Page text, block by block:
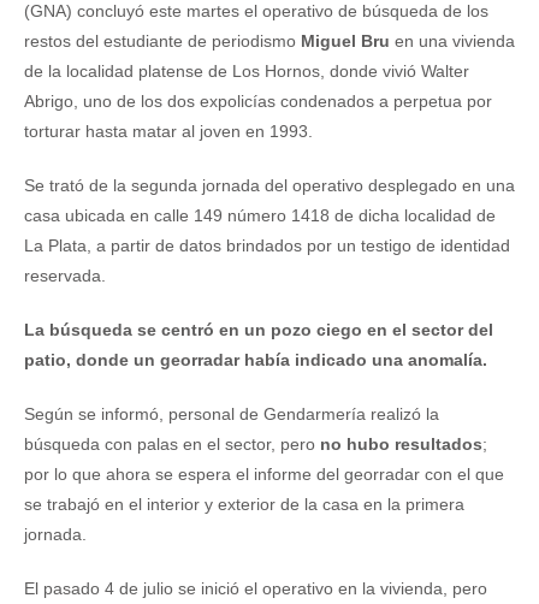
(GNA) concluyó este martes el operativo de búsqueda de los
restos del estudiante de periodismo Miguel Bru en una vivienda
de la localidad platense de Los Hornos, donde vivió Walter
Abrigo, uno de los dos expolicías condenados a perpetua por
torturar hasta matar al joven en 1993.
Se trató de la segunda jornada del operativo desplegado en una
casa ubicada en calle 149 número 1418 de dicha localidad de
La Plata, a partir de datos brindados por un testigo de identidad
reservada.
La búsqueda se centró en un pozo ciego en el sector del
patio, donde un georradar había indicado una anomalía.
Según se informó, personal de Gendarmería realizó la
búsqueda con palas en el sector, pero no hubo resultados;
por lo que ahora se espera el informe del georradar con el que
se trabajó en el interior y exterior de la casa en la primera
jornada.
El pasado 4 de julio se inició el operativo en la vivienda, pero